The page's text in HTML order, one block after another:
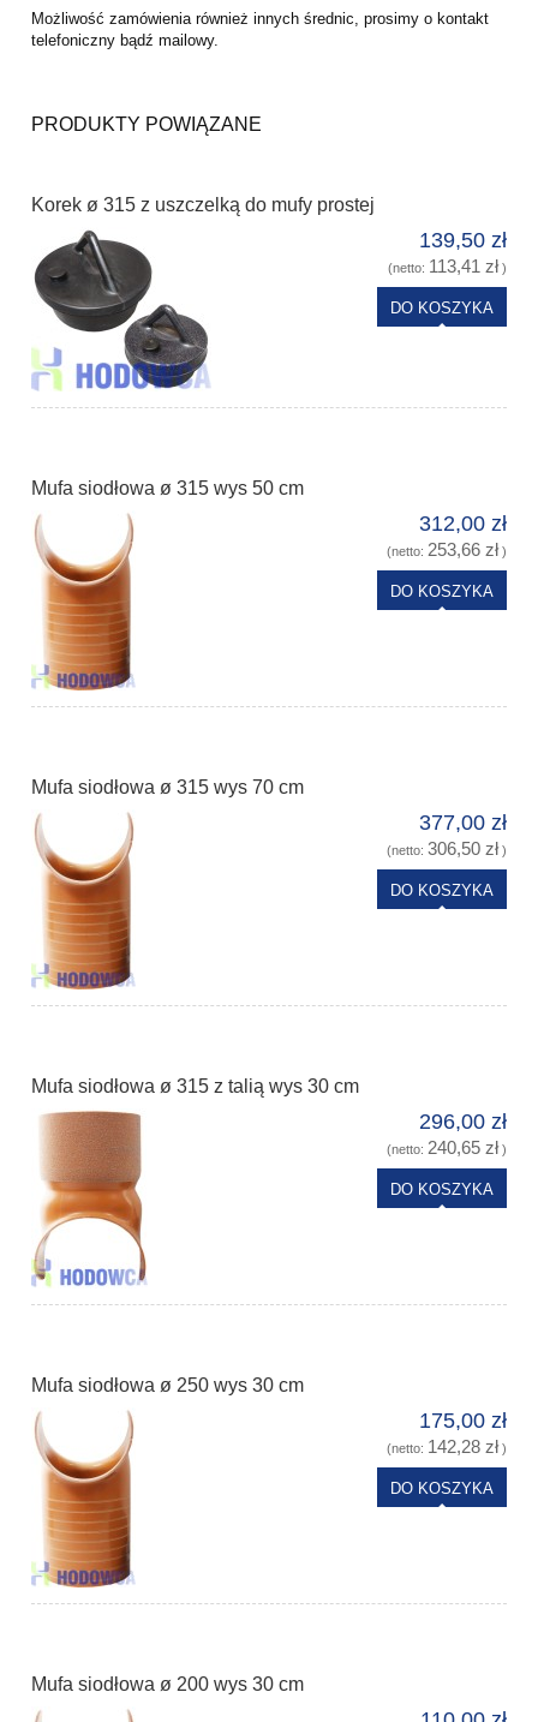
Możliwość zamówienia również innych średnic, prosimy o kontakt
telefoniczny bądź mailowy.
PRODUKTY POWIĄZANE
Korek ø 315 z uszczelką do mufy prostej
139,50 zł
(netto: 113,41 zł)
DO KOSZYKA
Mufa siodłowa ø 315 wys 50 cm
312,00 zł
(netto: 253,66 zł)
DO KOSZYKA
Mufa siodłowa ø 315 wys 70 cm
377,00 zł
(netto: 306,50 zł)
DO KOSZYKA
Mufa siodłowa ø 315 z talią wys 30 cm
296,00 zł
(netto: 240,65 zł)
DO KOSZYKA
Mufa siodłowa ø 250 wys 30 cm
175,00 zł
(netto: 142,28 zł)
DO KOSZYKA
Mufa siodłowa ø 200 wys 30 cm